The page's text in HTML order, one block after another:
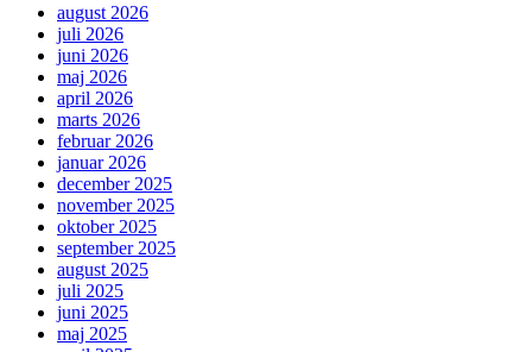
august 2026
juli 2026
juni 2026
maj 2026
april 2026
marts 2026
februar 2026
januar 2026
december 2025
november 2025
oktober 2025
september 2025
august 2025
juli 2025
juni 2025
maj 2025